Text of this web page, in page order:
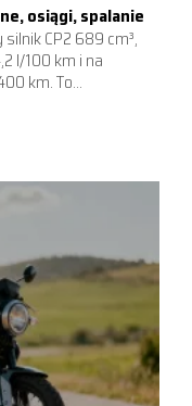
osiągi, spalanie
CP2 689 cm³,
l/100 km i na
km. To...